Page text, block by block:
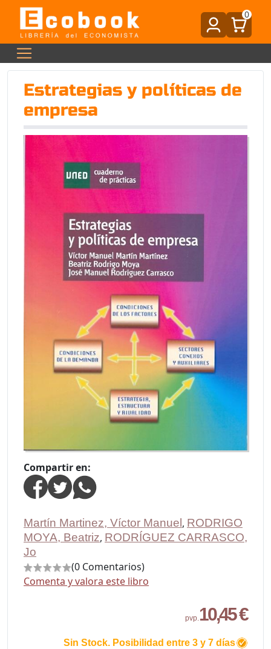
0
Estrategias y políticas de
empresa
Compartir en:
Martín Martinez, Víctor Manuel , RODRIGO
MOYA, Beatriz, RODRÍGUEZ CARRASCO,
Jo
(0 Comentarios)
Comenta y valora este libro
pvp.10,45 €
Sin Stock. Posibilidad entre 3 y 7 días